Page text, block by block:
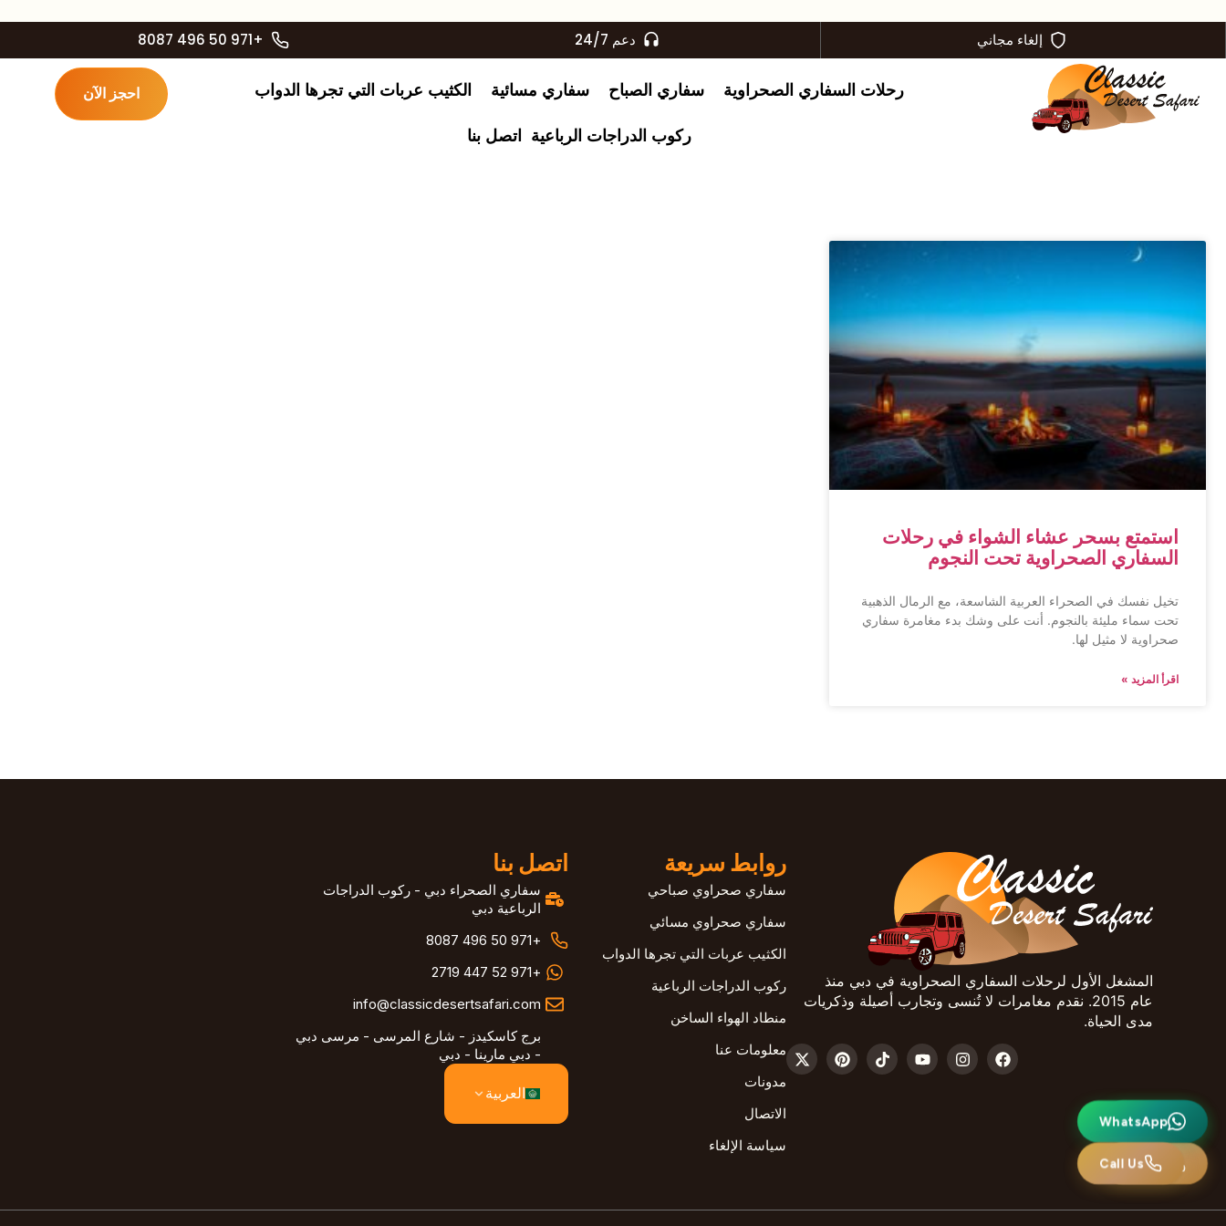
إلغاء مجاني دعم 24/7 +971 50 496 8087
رحلات السفاري الصحراوية سفاري الصباح سفاري مسائية الكثيب عربات التي تجرها الدواب
ركوب الدراجات الرباعية اتصل بنا
احجز الآن
استمتع بسحر عشاء الشواء في رحلات
السفاري الصحراوية تحت النجوم
تخيل نفسك في الصحراء العربية الشاسعة، مع الرمال الذهبية
تحت سماء مليئة بالنجوم. أنت على وشك بدء مغامرة سفاري
صحراوية لا مثيل لها.
اقرأ المزيد »
المشغل الأول لرحلات السفاري الصحراوية في دبي منذ
عام 2015. نقدم مغامرات لا تُنسى وتجارب أصيلة وذكريات
مدى الحياة.
روابط سريعة
سفاري صحراوي صباحي
سفاري صحراوي مسائي
الكثيب عربات التي تجرها الدواب
ركوب الدراجات الرباعية
منطاد الهواء الساخن
معلومات عنا
مدونات
الاتصال
سياسة الإلغاء
اتصل بنا
سفاري الصحراء دبي - ركوب الدراجات
الرباعية دبي
+971 50 496 8087
+971 52 447 2719
info@classicdesertsafari.com
برج كاسكيدز - شارع المرسى - مرسى دبي
- دبي مارينا - دبي
العربية
واتساب
اتصل بنا
WhatsApp
Call Us